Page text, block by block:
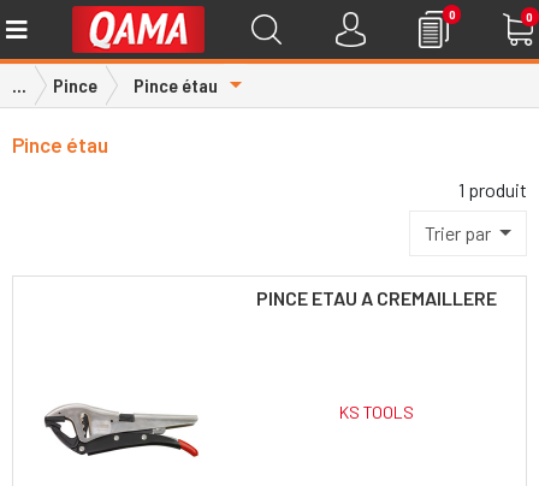
0 0
... Pince Pince étau Toggle Dropdown
Pince étau
1 produit
Trier par
PINCE ETAU A CREMAILLERE
KS TOOLS